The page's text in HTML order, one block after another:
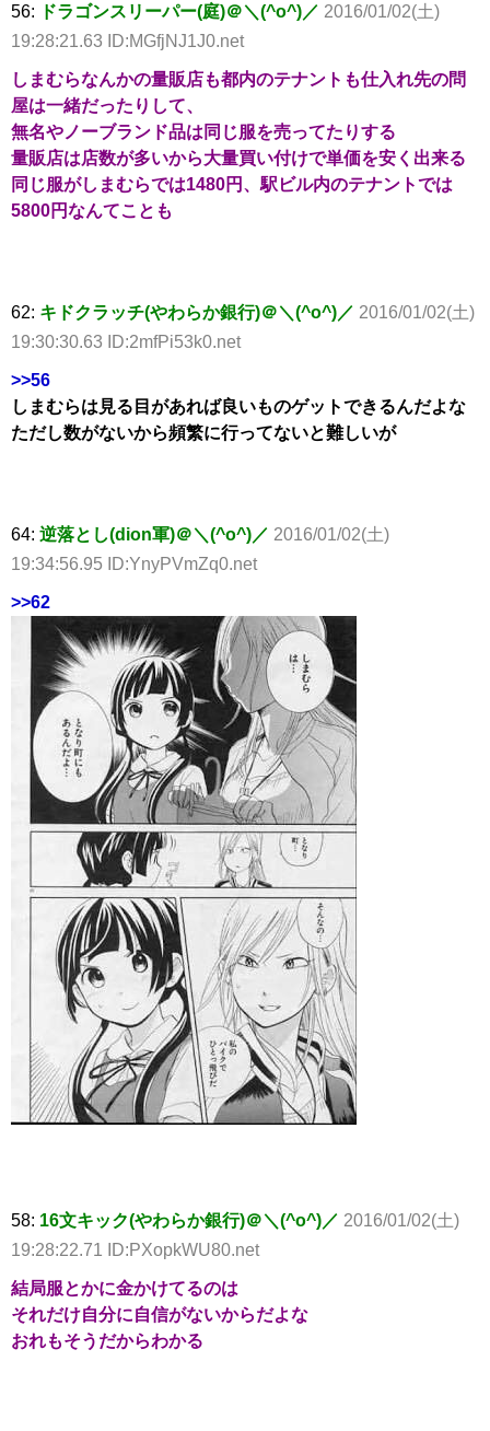
56: ドラゴンスリーパー(庭)＠＼(^o^)／ 2016/01/02(土)
19:28:21.63 ID:MGfjNJ1J0.net
しまむらなんかの量販店も都内のテナントも仕入れ先の問
屋は一緒だったりして、
無名やノーブランド品は同じ服を売ってたりする
量販店は店数が多いから大量買い付けで単価を安く出来る
同じ服がしまむらでは1480円、駅ビル内のテナントでは
5800円なんてことも
62: キドクラッチ(やわらか銀行)＠＼(^o^)／ 2016/01/02(土)
19:30:30.63 ID:2mfPi53k0.net
>>56
しまむらは見る目があれば良いものゲットできるんだよな
ただし数がないから頻繁に行ってないと難しいが
64: 逆落とし(dion軍)＠＼(^o^)／ 2016/01/02(土)
19:34:56.95 ID:YnyPVmZq0.net
>>62
58: 16文キック(やわらか銀行)＠＼(^o^)／ 2016/01/02(土)
19:28:22.71 ID:PXopkWU80.net
結局服とかに金かけてるのは
それだけ自分に自信がないからだよな
おれもそうだからわかる